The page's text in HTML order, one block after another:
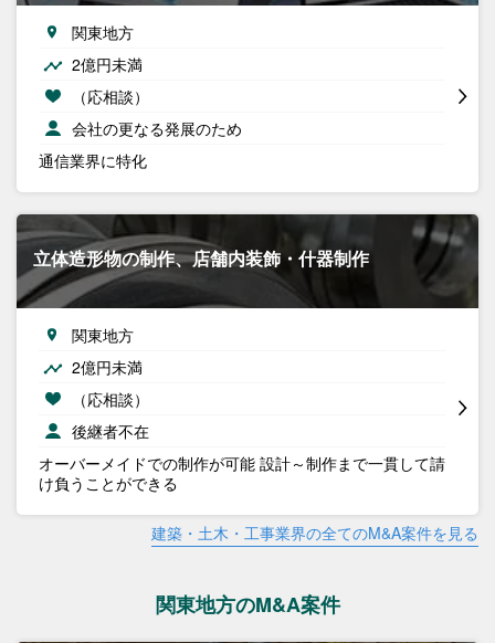
関東地方
2億円未満
（応相談）
会社の更なる発展のため
通信業界に特化
立体造形物の制作、店舗内装飾・什器制作
関東地方
2億円未満
（応相談）
後継者不在
オーバーメイドでの制作が可能 設計～制作まで一貫して請
け負うことができる
建築・土木・工事業界の全てのM&A案件を見る
関東地方のM&A案件